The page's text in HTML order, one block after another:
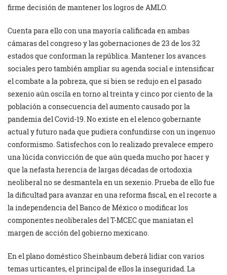
firme decisión de mantener los logros de AMLO.
Cuenta para ello con una mayoría calificada en ambas
cámaras del congreso y las gobernaciones de 23 de los 32
estados que conforman la república. Mantener los avances
sociales pero también ampliar su agenda social e intensificar
el combate a la pobreza, que si bien se redujo en el pasado
sexenio aún oscila en torno al treinta y cinco por ciento de la
población a consecuencia del aumento causado por la
pandemia del Covid-19. No existe en el elenco gobernante
actual y futuro nada que pudiera confundirse con un ingenuo
conformismo. Satisfechos con lo realizado prevalece empero
una lúcida convicción de que aún queda mucho por hacer y
que la nefasta herencia de largas décadas de ortodoxia
neoliberal no se desmantela en un sexenio. Prueba de ello fue
la dificultad para avanzar en una reforma fiscal, en el recorte a
la independencia del Banco de México o modificar los
componentes neoliberales del T-MCEC que maniatan el
margen de acción del gobierno mexicano.
En el plano doméstico Sheinbaum deberá lidiar con varios
temas urticantes, el principal de ellos la inseguridad. La